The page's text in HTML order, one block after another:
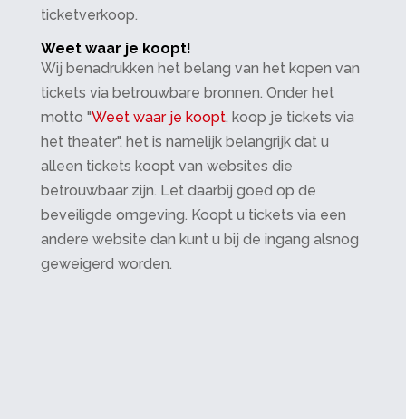
ticketverkoop.
Weet waar je koopt!
Wij benadrukken het belang van het kopen van
tickets via betrouwbare bronnen. Onder het
motto "Weet waar je koopt, koop je tickets via
het theater", het is namelijk belangrijk dat u
alleen tickets koopt van websites die
betrouwbaar zijn. Let daarbij goed op de
beveiligde omgeving. Koopt u tickets via een
andere website dan kunt u bij de ingang alsnog
geweigerd worden.